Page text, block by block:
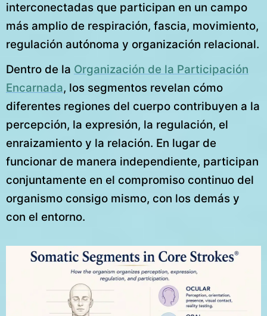
interconectadas que participan en un campo
más amplio de respiración, fascia, movimiento,
regulación autónoma y organización relacional.
Dentro de la Organización de la Participación
Encarnada, los segmentos revelan cómo
diferentes regiones del cuerpo contribuyen a la
percepción, la expresión, la regulación, el
enraizamiento y la relación. En lugar de
funcionar de manera independiente, participan
conjuntamente en el compromiso continuo del
organismo consigo mismo, con los demás y
con el entorno.